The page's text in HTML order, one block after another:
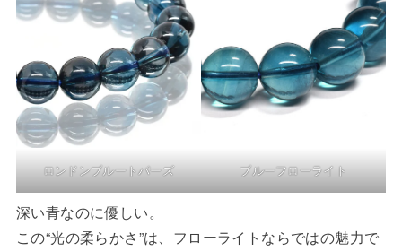
ロンドンブルートパーズ ブルーフローライト
深い青なのに優しい。
この“光の柔らかさ”は、フローライトならではの魅力で